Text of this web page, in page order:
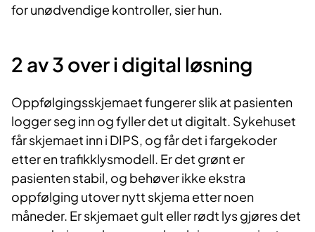
for unødvendige kontroller, sier hun.
2 av 3 over i digital løsning
Oppfølgingsskjemaet fungerer slik at pasienten
logger seg inn og fyller det ut digitalt. Sykehuset
får skjemaet inn i DIPS, og får det i fargekoder
etter en trafikklysmodell. Er det grønt er
pasienten stabil, og behøver ikke ekstra
oppfølging utover nytt skjema etter noen
måneder. Er skjemaet gult eller rødt lys gjøres det